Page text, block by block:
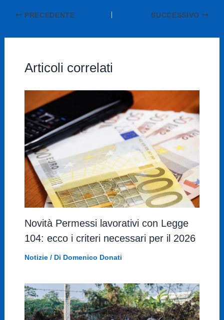
PRECEDENTE SUCCESSIVO
Articoli correlati
Novità Permessi lavorativi con Legge
104: ecco i criteri necessari per il 2026
Notizie/ Di Domenico Donati